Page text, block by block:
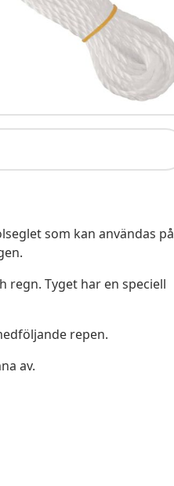
som kan användas på
regn. Tyget har en speciell
repen.
av.